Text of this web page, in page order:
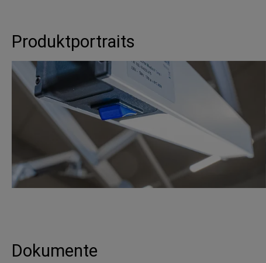
Produktportraits
Dokumente